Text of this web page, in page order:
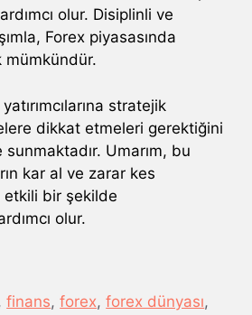
olur. Disiplinli ve
Forex piyasasında
mümkündür.
stratejik
dikkat etmeleri gerektiğini
Umarım, bu
kar al ve zarar kes
bir şekilde
olur.
,finans,forex,forex dünyası,